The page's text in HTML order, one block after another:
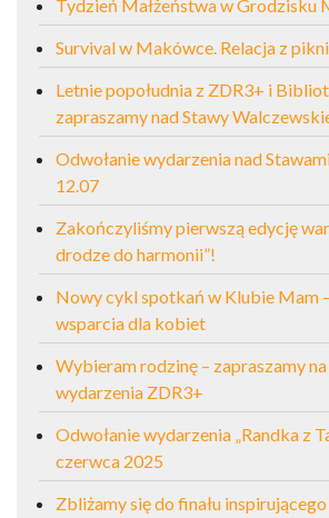
Tydzień Małżeństwa w Grodzisku
Survival w Makówce. Relacja z
Letnie popołudnia z ZDR3+ i
zapraszamy nad Stawy
Odwołanie wydarzenia nad
12.07
Zakończyliśmy pierwszą edycję
drodze do harmonii”!
Nowy cykl spotkań w Klubie Mam
wsparcia dla kobiet
Wybieram rodzinę – zapraszamy
wydarzenia ZDR3+
Odwołanie wydarzenia „Randka z
czerwca 2025
Zbliżamy się do finału